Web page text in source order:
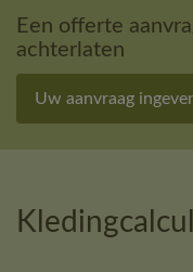
Een offerte
achterlaten
Uw aanvraag